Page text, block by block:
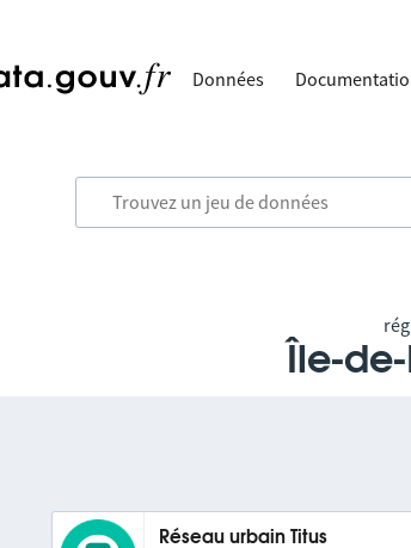
Données
Île-
Réseau urbain Titus